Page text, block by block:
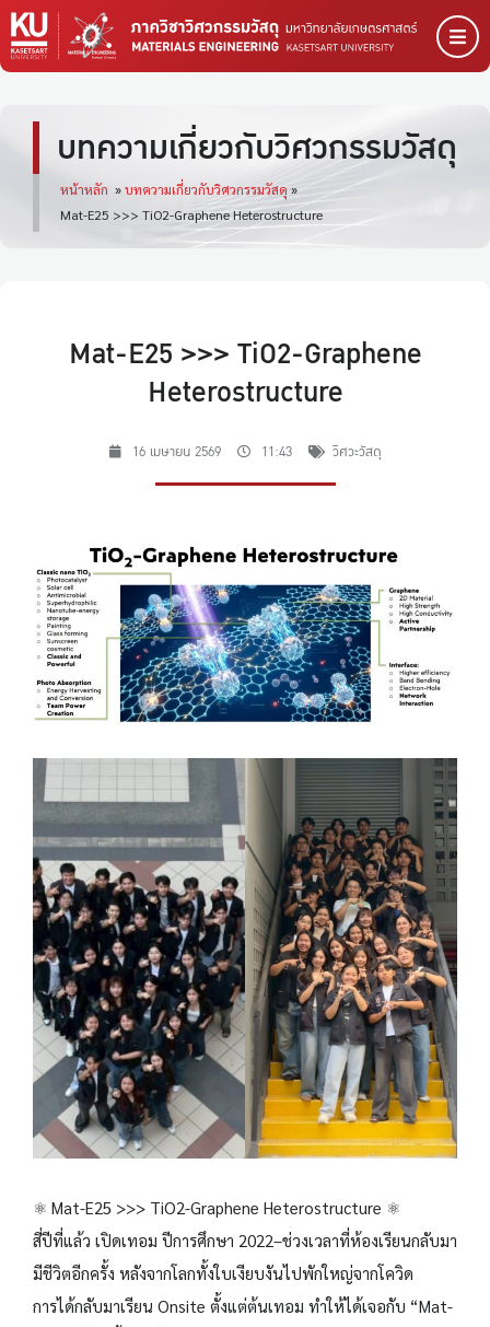
บทความเกี่ยวกับวิศวกรรมวัสดุ
หน้าหลัก »บทความเกี่ยวกับวิศวกรรมวัสดุ »
Mat-E25 >>> TiO2-Graphene Heterostructure
Mat-E25 >>> TiO2-Graphene
Heterostructure
16 เมษายน 2569 11:43 วิศวะวัสดุ
⚛️ Mat-E25 >>> TiO2-Graphene Heterostructure ⚛️
สี่ปีที่แล้ว เปิดเทอม ปีการศึกษา 2022–ช่วงเวลาที่ห้องเรียนกลับมา
มีชีวิตอีกครั้ง หลังจากโลกทั้งใบเงียบงันไปพักใหญ่จากโควิด
การได้กลับมาเรียน Onsite ตั้งแต่ต้นเทอม ทำให้ได้เจอกับ “Mat-